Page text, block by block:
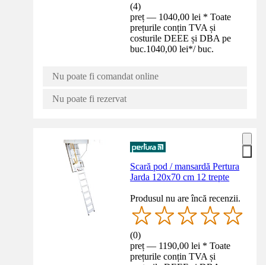
(4)
preț — 1040,00 lei * Toate
prețurile conțin TVA și
costurile DEEE și DBA pe
buc.1040,00 lei*/ buc.
Nu poate fi comandat online
Nu poate fi rezervat
Scară pod / mansardă Pertura
Jarda 120x70 cm 12 trepte
Produsul nu are încă recenzii.
(0)
preț — 1190,00 lei * Toate
prețurile conțin TVA și